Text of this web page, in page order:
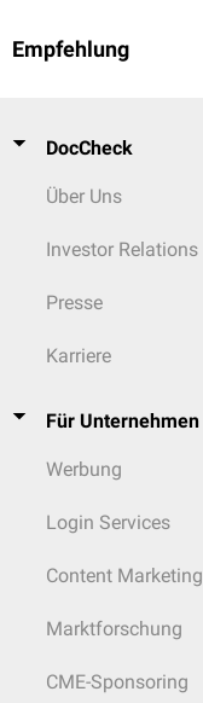
Empfehlung
DocCheck
Über Uns
Investor Relations
Presse
Karriere
Für Unternehmen
Werbung
Login Services
Content Marketing
Marktforschung
CME-Sponsoring